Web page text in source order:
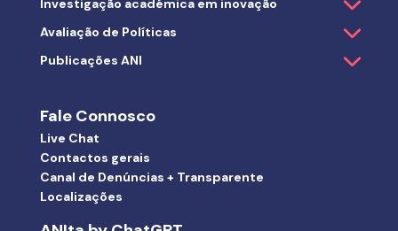
Investigação académica em inovação
Avaliação de Políticas
Publicações ANI
Fale Connosco
Live Chat
Contactos gerais
Canal de Denúncias + Transparente
Localizações